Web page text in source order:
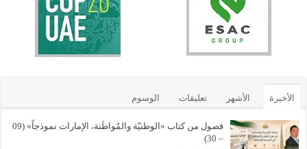
الأخيرة الأشهر تعليقات الوسوم
فصول من كتاب «الوطنيّة والمُواطَنة، الإمارات نموذجاً» (09
– 30)